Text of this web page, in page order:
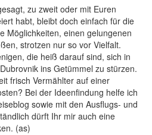
zu zweit oder mit Euren
habt, bleibt doch einfach für die
Möglichkeiten, einen gelungenen
strotzen nur so vor Vielfalt.
die heiß darauf sind, sich in
ins Getümmel zu stürzen.
frisch Vermählter auf einer
Bei der Ideenfindung helfe ich
sowie mit den Ausflugs- und
dürft Ihr mir auch eine
(as)